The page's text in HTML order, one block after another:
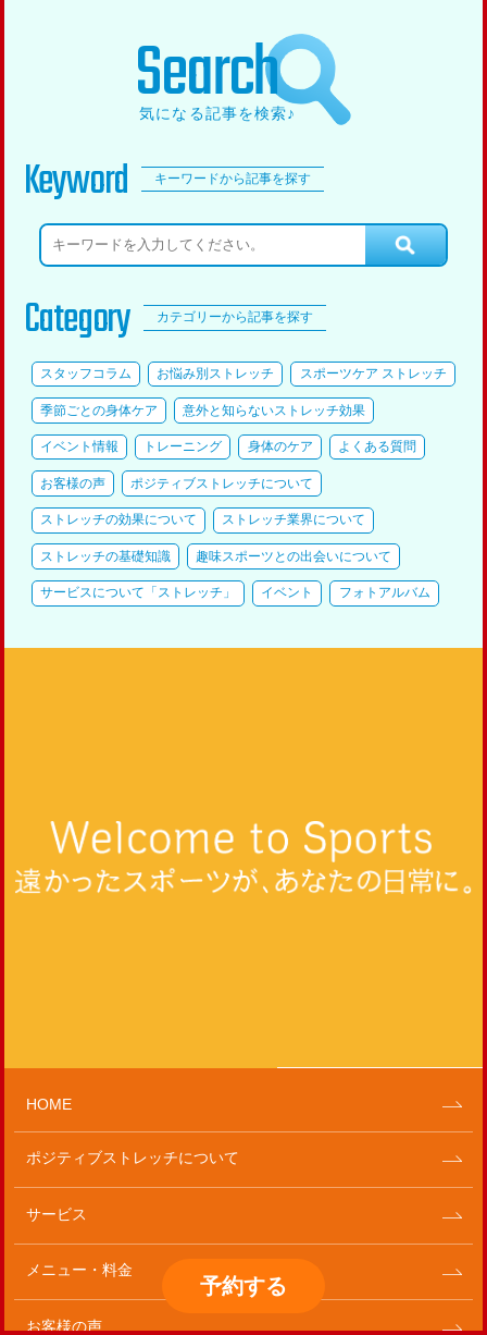
Search
気になる記事を検索♪
Keyword キーワードから記事を探す
Category カテゴリーから記事を探す
スタッフコラム お悩み別ストレッチ スポーツケア ストレッチ
季節ごとの身体ケア 意外と知らないストレッチ効果
イベント情報 トレーニング 身体のケア よくある質問
お客様の声 ポジティブストレッチについて
ストレッチの効果について ストレッチ業界について
ストレッチの基礎知識 趣味スポーツとの出会いについて
サービスについて「ストレッチ」 イベント フォトアルバム
予約する
HOME
ポジティブストレッチについて
サービス
メニュー・料金
お客様の声